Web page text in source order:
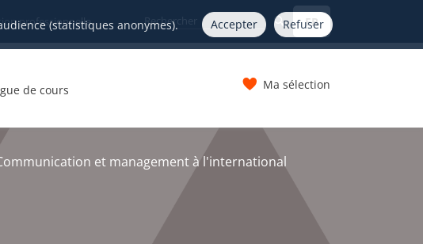
(statistiques anonymes). Accepter Refuser
professionnelle FR
de cours Ma sélection
et management à l'international